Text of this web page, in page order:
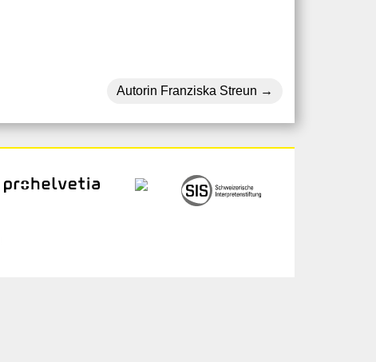
Autorin Franziska Streun